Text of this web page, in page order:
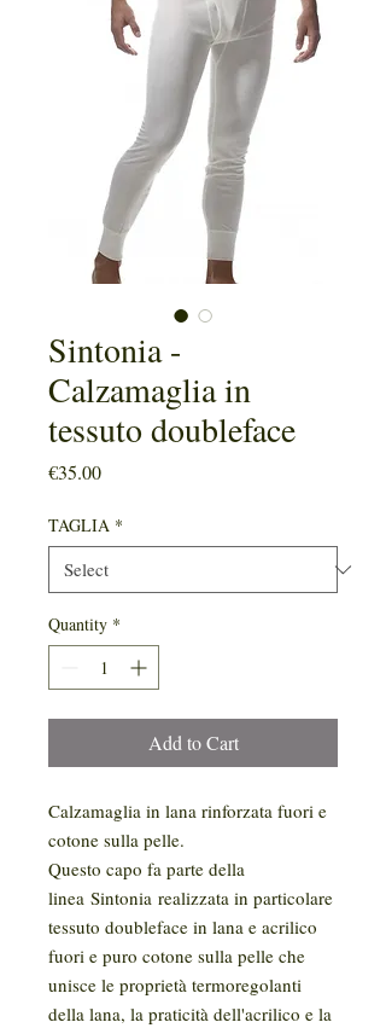
Sintonia -
Calzamaglia in
tessuto doubleface
€35.00Price
TAGLIA *
Quantity *
Add to Cart
Calzamaglia in lana rinforzata fuori e
cotone sulla pelle.
Questo capo fa parte della
linea Sintonia realizzata in particolare
tessuto doubleface in lana e acrilico
fuori e puro cotone sulla pelle che
unisce le proprietà termoregolanti
della lana, la praticità dell'acrilico e la